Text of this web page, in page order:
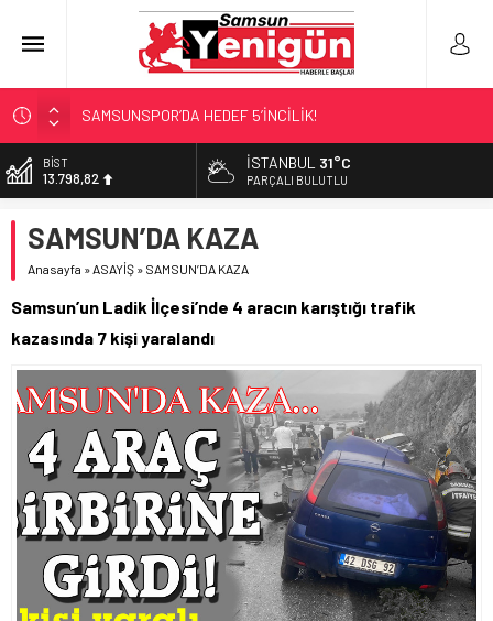
SAMSUNSPOR’DA HEDEF 5’İNCİLİK!
‘BAFRA’YA YATIRIM YAPIN!’
İŞTE FINDIK FİYATI!
GERİ SAYIM BAŞLADI
DOLAR
47,5939
54,9646
ALTIN
13.798,82
İSTANBUL 31°C
PARÇALI BULUTLU
SAMSUN’DA KAZA
Anasayfa »ASAYİŞ » SAMSUN’DA KAZA
Samsun’un Ladik İlçesi’nde 4 aracın karıştığı trafik
kazasında 7 kişi yaralandı